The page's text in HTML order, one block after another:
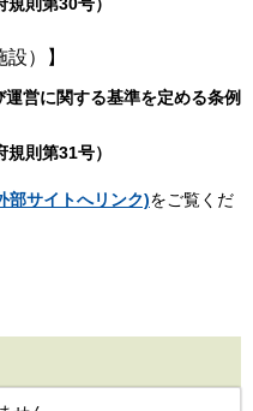
則第30号）
）】
営に関する基準を定める条例
則第31号）
部サイトへリンク)をご覧くだ